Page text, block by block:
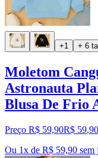
+1 + 6
Moletom
Astronauta
Blusa De Frio
Preço R$ 59,90R$ 59,90
Ou 1x de R$ 59,90 sem